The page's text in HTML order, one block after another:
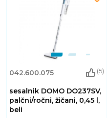
042.600.075 (5)
sesalnik DOMO DO237SV,
palčni/ročni, žičani, 0,45 l,
beli